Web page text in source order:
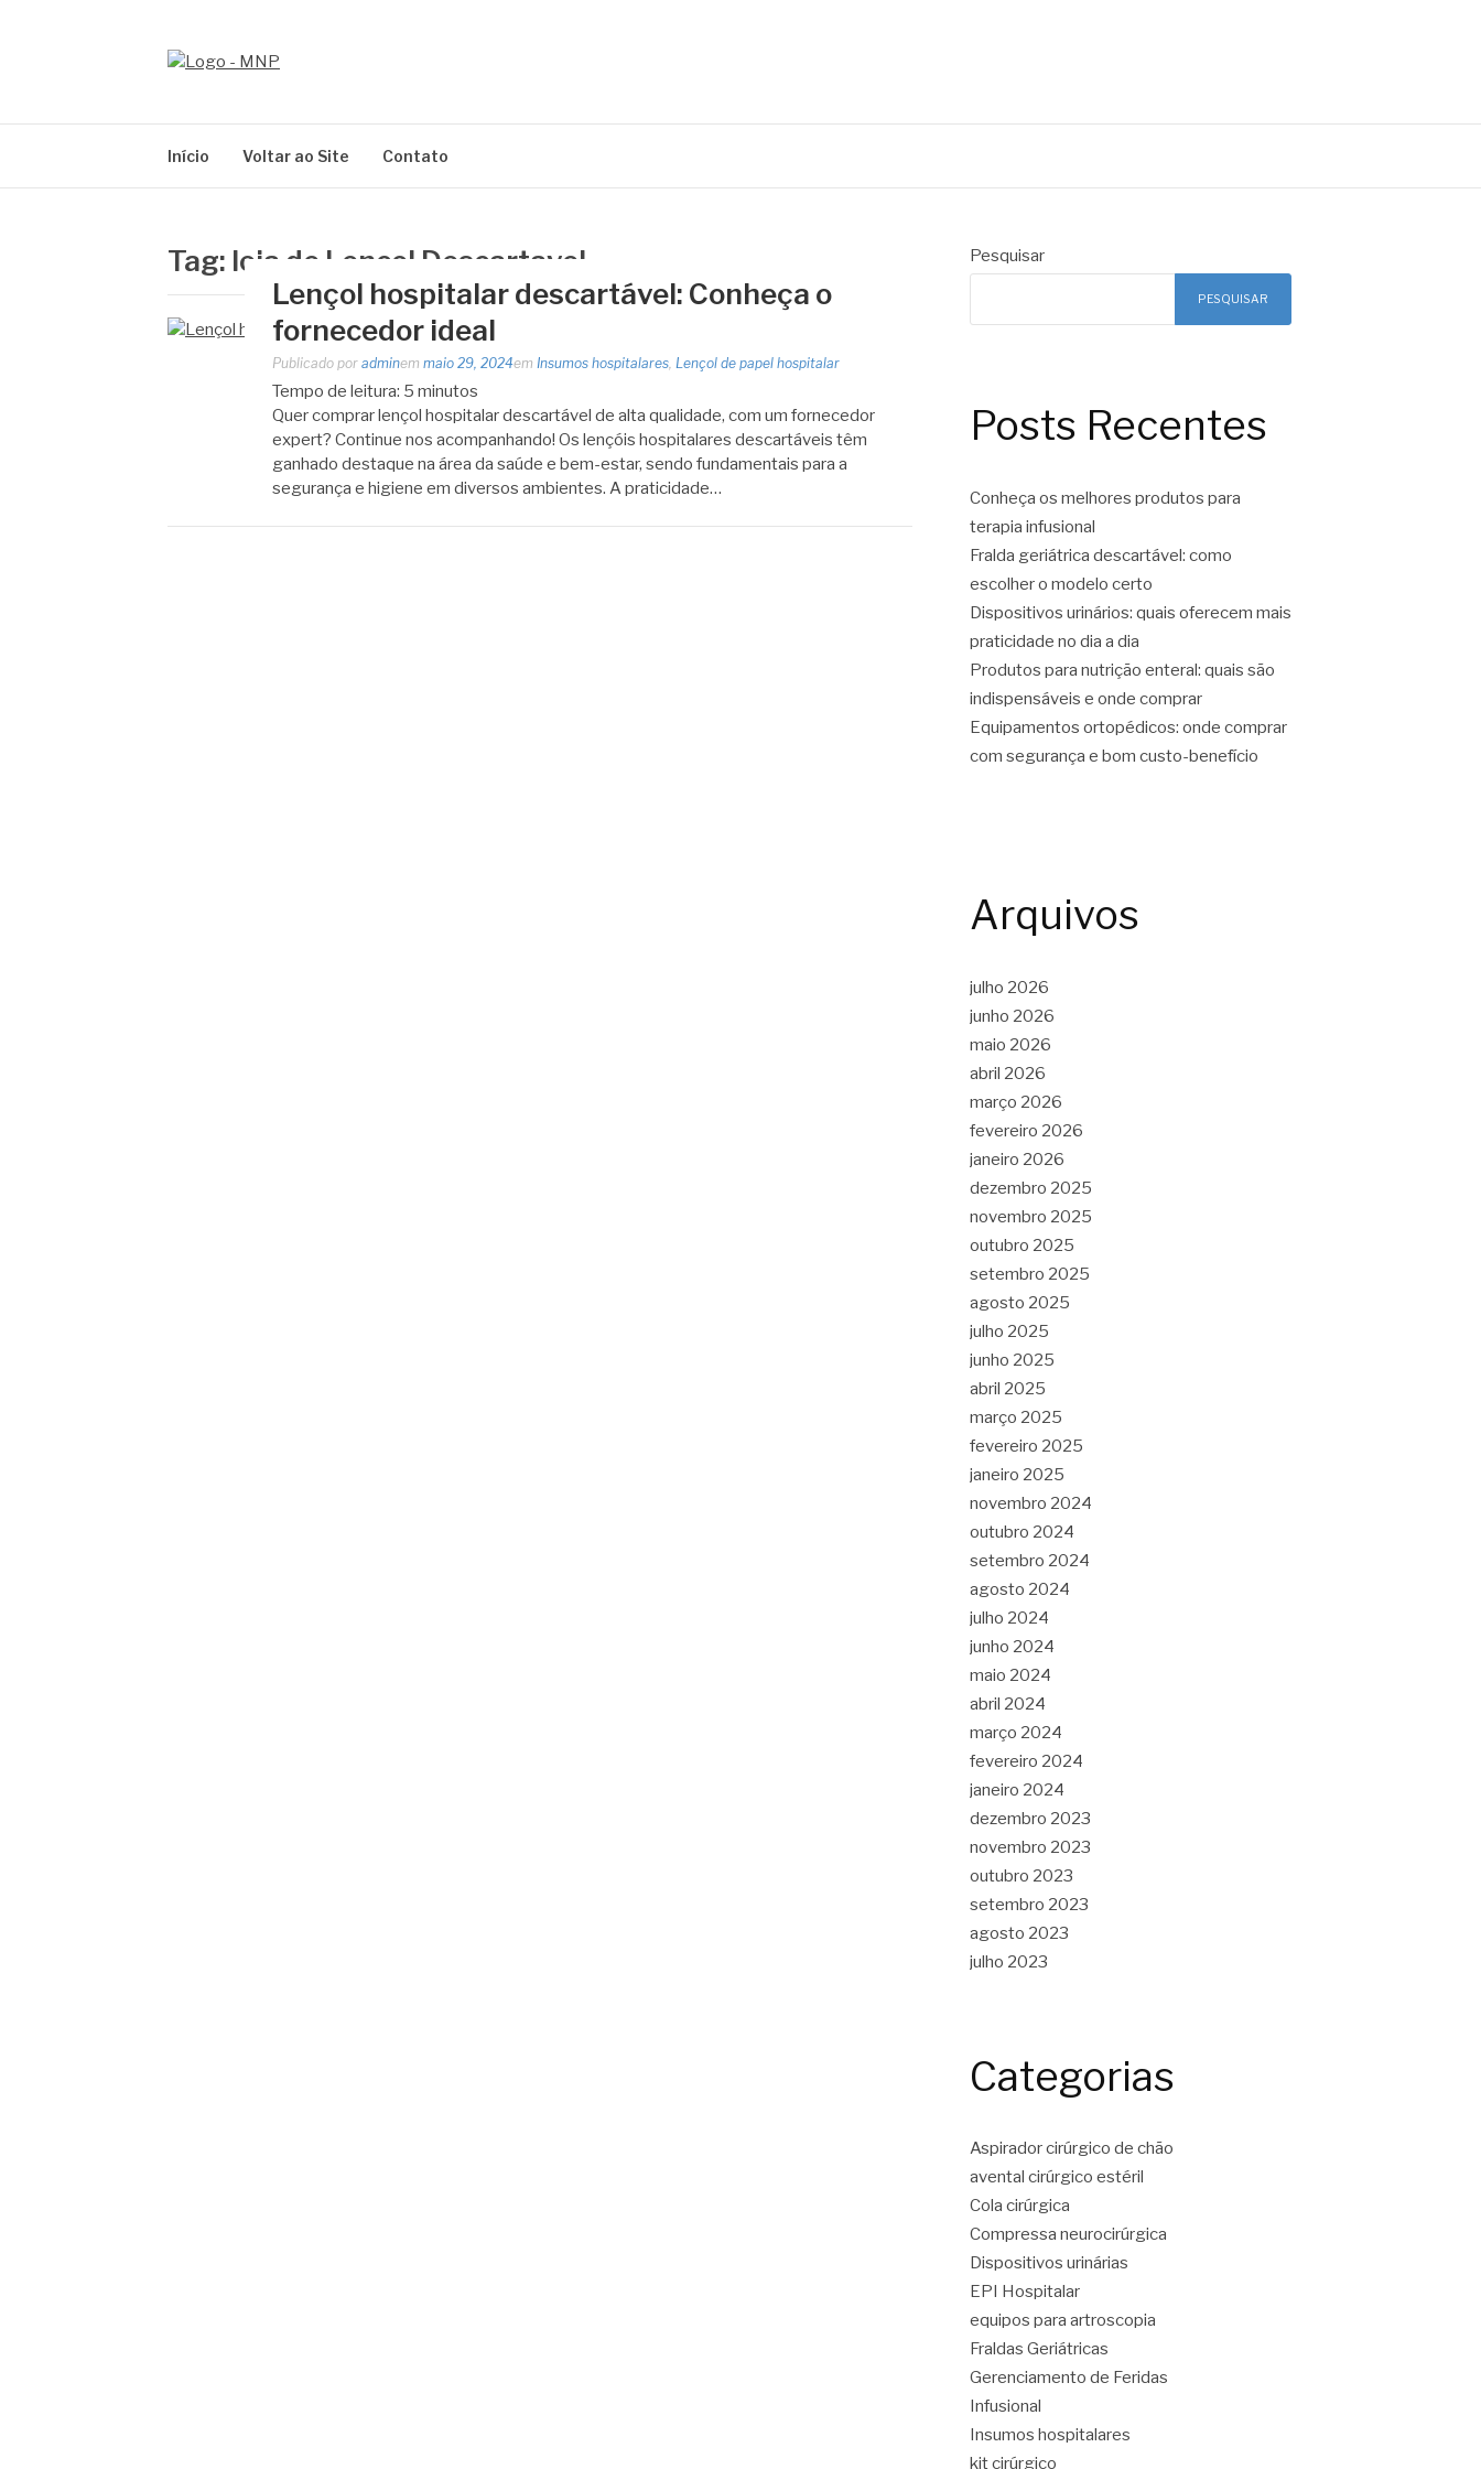
Início Voltar ao Site Contato
Tag: loja de Lencol Descartavel
Lençol hospitalar descartável: Conheça o
fornecedor ideal
Publicado por adminem maio 29, 2024em Insumos hospitalares, Lençol de papel hospitalar
Tempo de leitura: 5 minutos
Quer comprar lençol hospitalar descartável de alta qualidade, com um fornecedor
expert? Continue nos acompanhando! Os lençóis hospitalares descartáveis têm
ganhado destaque na área da saúde e bem-estar, sendo fundamentais para a
segurança e higiene em diversos ambientes. A praticidade…
Pesquisar
PESQUISAR
Posts Recentes
Conheça os melhores produtos para
terapia infusional
Fralda geriátrica descartável: como
escolher o modelo certo
Dispositivos urinários: quais oferecem mais
praticidade no dia a dia
Produtos para nutrição enteral: quais são
indispensáveis e onde comprar
Equipamentos ortopédicos: onde comprar
com segurança e bom custo-benefício
Arquivos
julho 2026
junho 2026
maio 2026
abril 2026
março 2026
fevereiro 2026
janeiro 2026
dezembro 2025
novembro 2025
outubro 2025
setembro 2025
agosto 2025
julho 2025
junho 2025
abril 2025
março 2025
fevereiro 2025
janeiro 2025
novembro 2024
outubro 2024
setembro 2024
agosto 2024
julho 2024
junho 2024
maio 2024
abril 2024
março 2024
fevereiro 2024
janeiro 2024
dezembro 2023
novembro 2023
outubro 2023
setembro 2023
agosto 2023
julho 2023
Categorias
Aspirador cirúrgico de chão
avental cirúrgico estéril
Cola cirúrgica
Compressa neurocirúrgica
Dispositivos urinárias
EPI Hospitalar
equipos para artroscopia
Fraldas Geriátricas
Gerenciamento de Feridas
Infusional
Insumos hospitalares
kit cirúrgico